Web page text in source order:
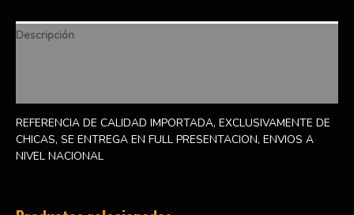
Descripción
REFERENCIA DE CALIDAD IMPORTADA, EXCLUSIVAMENTE DE
CHICAS, SE ENTREGA EN FULL PRESENTACION, ENVIOS A
NIVEL NACIONAL